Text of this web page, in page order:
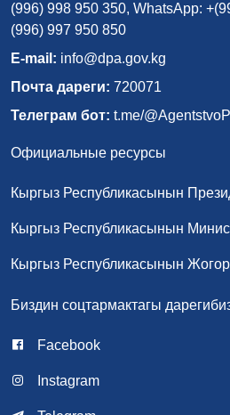
(996) 998 950 350, WhatsApp:
(996) 997 950 850
E-mail: info@dpa.gov.kg
Почта дареги: 720071
Телеграм бот: t.me/
Официальные ресурсы
Кыргыз Республикасынын
Кыргыз Республикасынын
Кыргыз Республикасынын
Биздин соцтармактагы
Facebook
Instagram